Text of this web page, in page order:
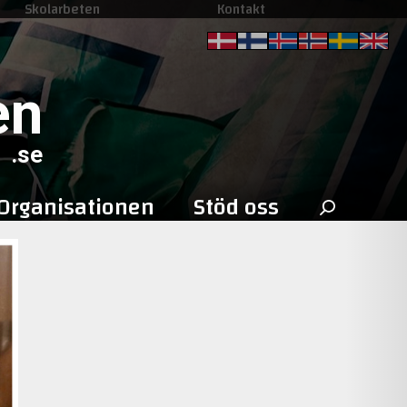
Skolarbeten Kontakt
.se
Stöd oss Sök
efter: